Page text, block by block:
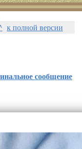
к полной версии
сообщение